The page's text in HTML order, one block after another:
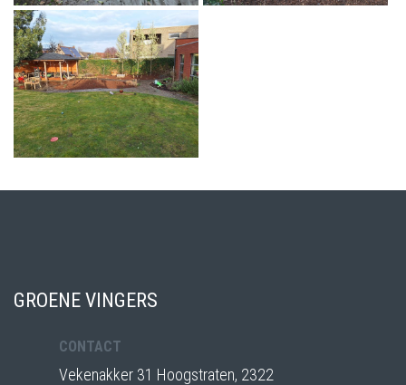
GROENE VINGERS
CONTACT
Vekenakker 31 Hoogstraten, 2322